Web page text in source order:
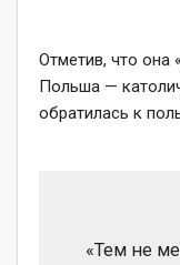
Отметив, что она
Польша —
обратилась к
«Тем не